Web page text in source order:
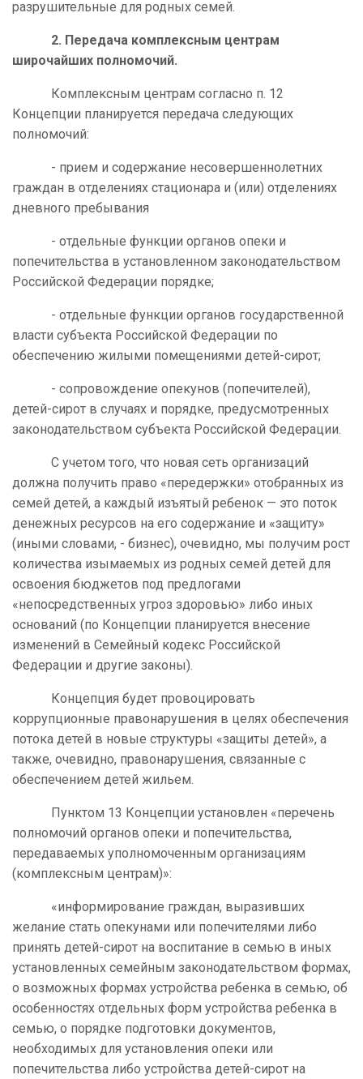
разрушительные для родных семей.
2. Передача комплексным центрам
широчайших полномочий.
Комплексным центрам согласно п. 12
Концепции планируется передача следующих
полномочий:
- прием и содержание несовершеннолетних
граждан в отделениях стационара и (или) отделениях
дневного пребывания
- отдельные функции органов опеки и
попечительства в установленном законодательством
Российской Федерации порядке;
- отдельные функции органов государственной
власти субъекта Российской Федерации по
обеспечению жилыми помещениями детей-сирот;
- сопровождение опекунов (попечителей),
детей-сирот в случаях и порядке, предусмотренных
законодательством субъекта Российской Федерации.
С учетом того, что новая сеть организаций
должна получить право «передержки» отобранных из
семей детей, а каждый изъятый ребенок — это поток
денежных ресурсов на его содержание и «защиту»
(иными словами, - бизнес), очевидно, мы получим рост
количества изымаемых из родных семей детей для
освоения бюджетов под предлогами
«непосредственных угроз здоровью» либо иных
оснований (по Концепции планируется внесение
изменений в Семейный кодекс Российской
Федерации и другие законы).
Концепция будет провоцировать
коррупционные правонарушения в целях обеспечения
потока детей в новые структуры «защиты детей», а
также, очевидно, правонарушения, связанные с
обеспечением детей жильем.
Пунктом 13 Концепции установлен «перечень
полномочий органов опеки и попечительства,
передаваемых уполномоченным организациям
(комплексным центрам)»:
«информирование граждан, выразивших
желание стать опекунами или попечителями либо
принять детей-сирот на воспитание в семью в иных
установленных семейным законодательством формах,
о возможных формах устройства ребенка в семью, об
особенностях отдельных форм устройства ребенка в
семью, о порядке подготовки документов,
необходимых для установления опеки или
попечительства либо устройства детей-сирот на